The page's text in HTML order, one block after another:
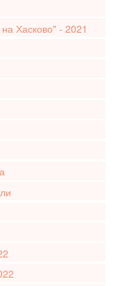
Хасково" - 2021